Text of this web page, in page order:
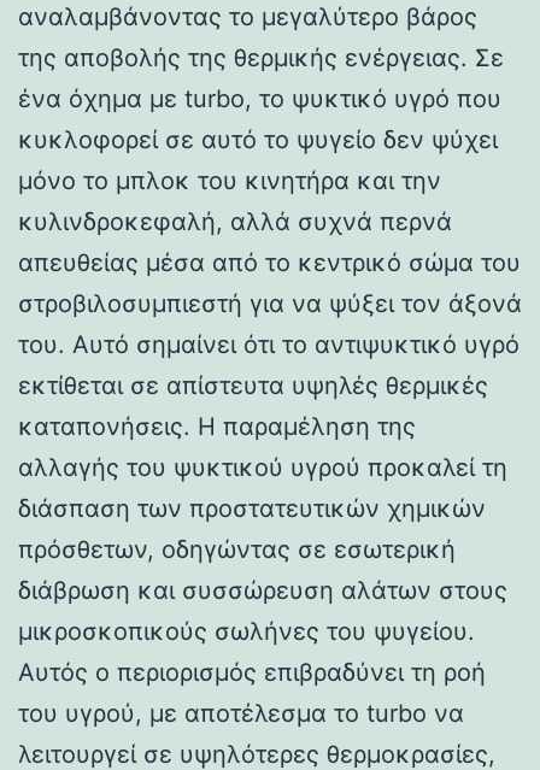
αναλαμβάνοντας το μεγαλύτερο βάρος
της αποβολής της θερμικής ενέργειας. Σε
ένα όχημα με turbo, το ψυκτικό υγρό που
κυκλοφορεί σε αυτό το ψυγείο δεν ψύχει
μόνο το μπλοκ του κινητήρα και την
κυλινδροκεφαλή, αλλά συχνά περνά
απευθείας μέσα από το κεντρικό σώμα του
στροβιλοσυμπιεστή για να ψύξει τον άξονά
του. Αυτό σημαίνει ότι το αντιψυκτικό υγρό
εκτίθεται σε απίστευτα υψηλές θερμικές
καταπονήσεις. Η παραμέληση της
αλλαγής του ψυκτικού υγρού προκαλεί τη
διάσπαση των προστατευτικών χημικών
πρόσθετων, οδηγώντας σε εσωτερική
διάβρωση και συσσώρευση αλάτων στους
μικροσκοπικούς σωλήνες του ψυγείου.
Αυτός ο περιορισμός επιβραδύνει τη ροή
του υγρού, με αποτέλεσμα το turbo να
λειτουργεί σε υψηλότερες θερμοκρασίες,